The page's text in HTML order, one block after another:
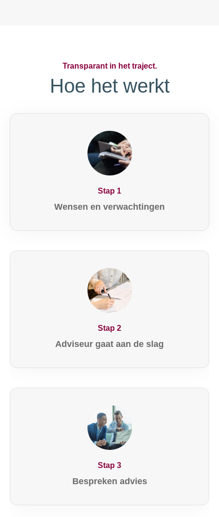
Transparant in het traject.
Hoe het werkt
Stap 1
Wensen en verwachtingen
Stap 2
Adviseur gaat aan de slag
Stap 3
Bespreken advies